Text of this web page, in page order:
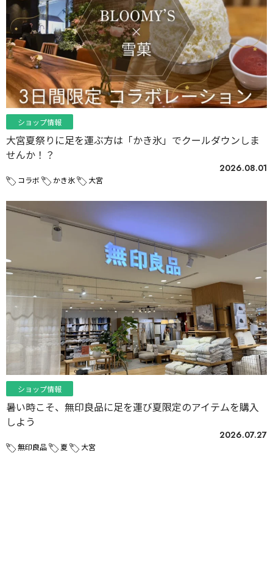
ショップ情報
大宮夏祭りに足を運ぶ方は「かき氷」でクールダウンしま
せんか！？
2026.08.01
コラボ かき氷 大宮
ショップ情報
暑い時こそ、無印良品に足を運び夏限定のアイテムを購入
しよう
2026.07.27
無印良品 夏 大宮